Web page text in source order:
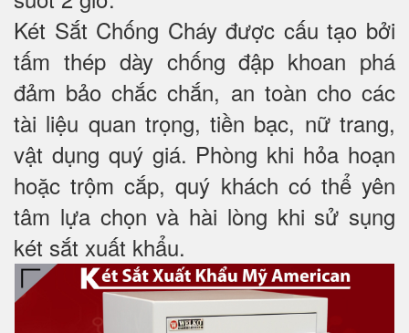
Két Sắt Chống Cháy được cấu tạo bởi
tấm thép dày chống đập khoan phá
đảm bảo chắc chắn, an toàn cho các
tài liệu quan trọng, tiền bạc, nữ trang,
vật dụng quý giá. Phòng khi hỏa hoạn
hoặc trộm cắp, quý khách có thể yên
tâm lựa chọn và hài lòng khi sử sụng
két sắt xuất khẩu.